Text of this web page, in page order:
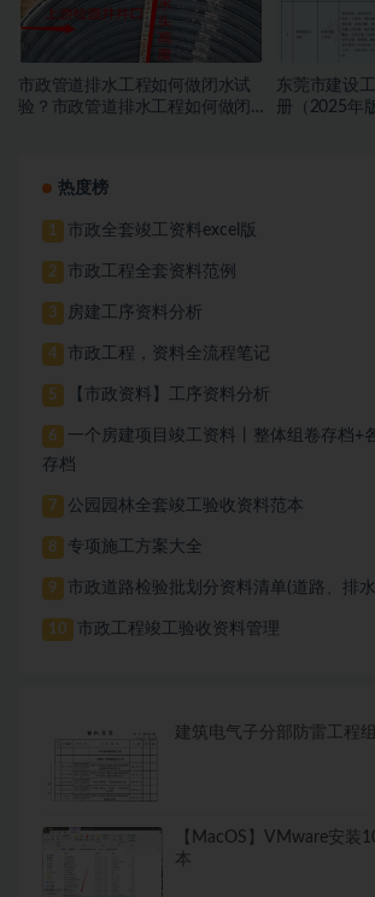
市政管道排水工程如何做闭水试
验？市政管道排水工程如何做闭
东莞市建设
册（2025年
热度榜
1 市政全套竣工资料excel版
2 市政工程全套资料范例
3 房建工序资料分析
4 市政工程，资料全流程笔记
5 【市政资料】工序资料分析
6
一个房建项目竣工资料丨整体组卷存档+
存档
7 公园园林全套竣工验收资料范本
8 专项施工方案大全
9 市政道路检验批划分资料清单(道路、排
10 市政工程竣工验收资料管理
建筑电气子分部防雷工程
【MacOS】VMware安装
本